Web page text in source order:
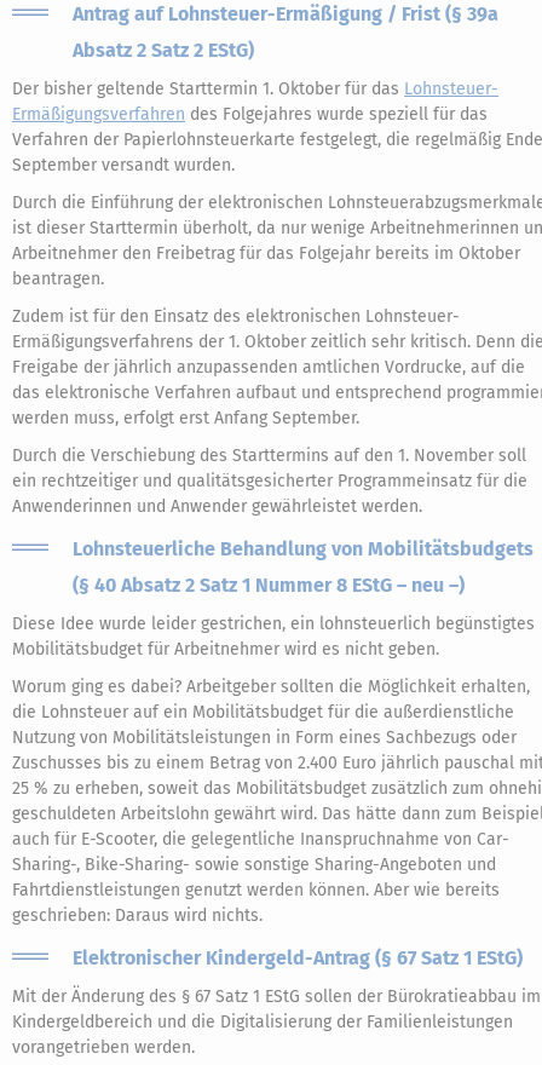
Antrag auf Lohnsteuer-Ermäßigung / Frist (§ 39a
Absatz 2 Satz 2 EStG)
Der bisher geltende Starttermin 1. Oktober für das Lohnsteuer-
Ermäßigungsverfahren des Folgejahres wurde speziell für das
Verfahren der Papierlohnsteuerkarte festgelegt, die regelmäßig Ende
September versandt wurden.
Durch die Einführung der elektronischen
ist dieser Starttermin überholt, da nur wenige Arbeitnehmerinnen
Arbeitnehmer den Freibetrag für das Folgejahr bereits im Oktober
beantragen.
Zudem ist für den Einsatz des elektronischen Lohnsteuer-
Ermäßigungsverfahrens der 1. Oktober zeitlich sehr kritisch. Denn
Freigabe der jährlich anzupassenden amtlichen Vordrucke, auf die
das elektronische Verfahren aufbaut und entsprechend
werden muss, erfolgt erst Anfang September.
Durch die Verschiebung des Starttermins auf den 1. November soll
ein rechtzeitiger und qualitätsgesicherter Programmeinsatz für die
Anwenderinnen und Anwender gewährleistet werden.
Lohnsteuerliche Behandlung von Mobilitätsbudgets
(§ 40 Absatz 2 Satz 1 Nummer 8 EStG – neu –)
Diese Idee wurde leider gestrichen, ein lohnsteuerlich begünstigtes
Mobilitätsbudget für Arbeitnehmer wird es nicht geben.
Worum ging es dabei? Arbeitgeber sollten die Möglichkeit erhalten,
die Lohnsteuer auf ein Mobilitätsbudget für die außerdienstliche
Nutzung von Mobilitätsleistungen in Form eines Sachbezugs oder
Zuschusses bis zu einem Betrag von 2.400 Euro jährlich pauschal
25 % zu erheben, soweit das Mobilitätsbudget zusätzlich zum
geschuldeten Arbeitslohn gewährt wird. Das hätte dann zum
auch für E-Scooter, die gelegentliche Inanspruchnahme von Car-
Sharing-, Bike-Sharing- sowie sonstige Sharing-Angeboten und
Fahrtdienstleistungen genutzt werden können. Aber wie bereits
geschrieben: Daraus wird nichts.
Elektronischer Kindergeld-Antrag (§ 67 Satz 1 EStG)
Mit der Änderung des § 67 Satz 1 EStG sollen der Bürokratieabbau im
Kindergeldbereich und die Digitalisierung der Familienleistungen
vorangetrieben werden.